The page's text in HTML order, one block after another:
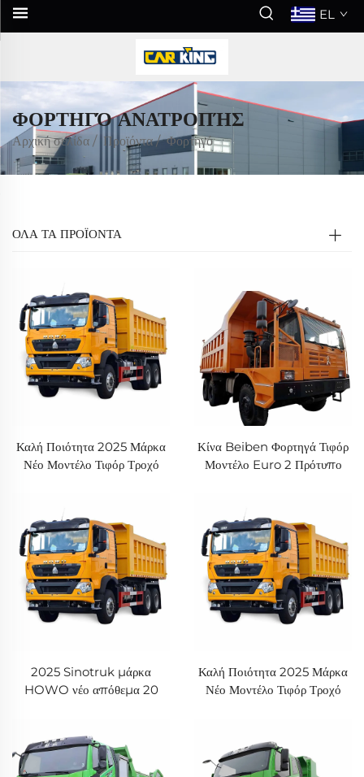
EL
ΦΟΡΤΗΓΌ ΑΝΑΤΡΟΠΉΣ
Αρχική σελίδα / Προϊόντα/Φορτηγό
ΟΛΑ ΤΑ ΠΡΟΪΟΝΤΑ
Καλή Ποιότητα 2025 Μάρκα
Νέο Μοντέλο Τιφόρ Τροχό
Howo TX Ορυχείο Φορτηγό
Σε Απόθεμα
Κίνα Beiben Φορτηγά Τιφόρ
Μοντέλο Euro 2 Πρότυπο
2025 Sinotruk μάρκα
HOWO νέο απόθεμα 20
Καλή Ποιότητα 2025 Μάρκα
Νέο Μοντέλο Τιφόρ Τροχό
Howo TX Ορυχείο Φορτηγό
Σε Απόθεμα